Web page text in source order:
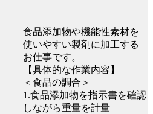
食品添加物や機能性素材を
使いやすい製剤に加工する
お仕事です。
【具体的な作業内容】
＜食品の調合＞
1.食品添加物を指示書を確認
しながら重量を計量